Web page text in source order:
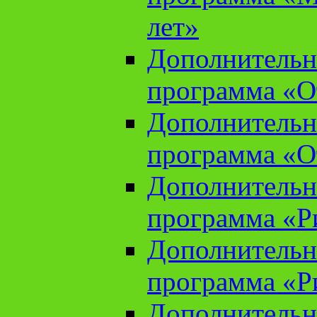
лет»
программа
программа
программа
программа